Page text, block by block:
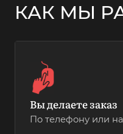
КАК МЫ
Вы делаете заказ
По телефону или